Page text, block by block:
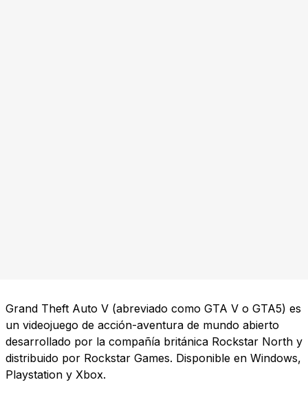
Grand Theft Auto V (abreviado como GTA V o GTA5) es
un videojuego de acción-aventura de mundo abierto
desarrollado por la compañía británica Rockstar North y
distribuido por Rockstar Games. Disponible en Windows,
Playstation y Xbox.